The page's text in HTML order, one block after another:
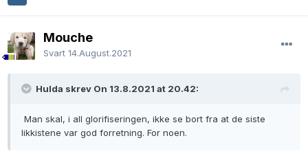
Mouche
Svart 14.August.2021
Hulda skrev On 13.8.2021 at 20.42:
Man skal, i all glorifiseringen, ikke se bort fra at de siste
likkistene var god forretning. For noen.